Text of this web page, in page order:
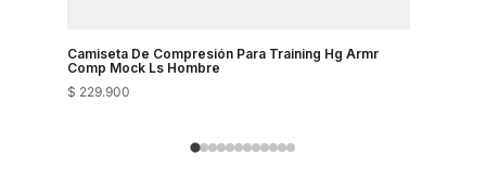
Camiseta De Compresión Para Training Hg Armr
Comp Mock Ls Hombre
$ 229.900